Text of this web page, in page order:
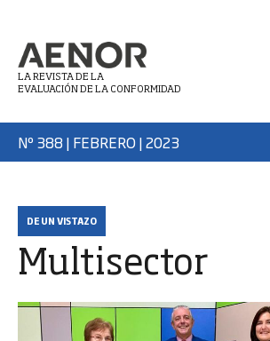
LA REVISTA DE LA
EVALUACIÓN DE LA CONFORMIDAD
Nº 388 | FEBRERO| 2023
DE UN VISTAZO
Multisector